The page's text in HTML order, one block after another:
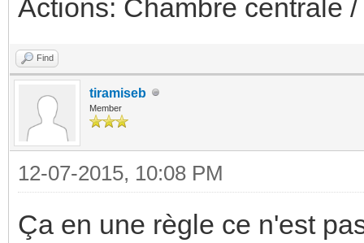
Actions: Chambre centrale
Find
tiramiseb
Member
12-07-2015, 10:08 PM
Ça en une règle ce n'est